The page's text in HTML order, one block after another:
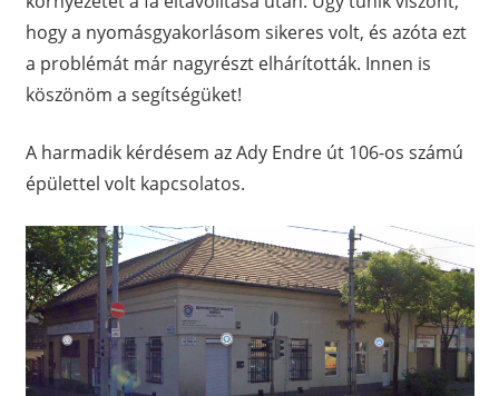
hogy a nyomásgyakorlásom sikeres volt, és azóta ezt
a problémát már nagyrészt elhárították. Innen is
köszönöm a segítségüket!
A harmadik kérdésem az Ady Endre út 106-os számú
épülettel volt kapcsolatos.